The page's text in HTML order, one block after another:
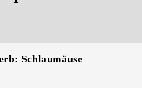
Schlaumäuse